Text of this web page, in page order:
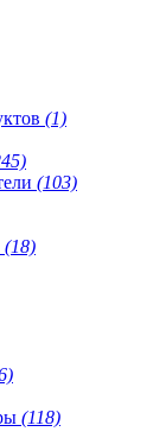
(1)
(103)
(18)
(118)